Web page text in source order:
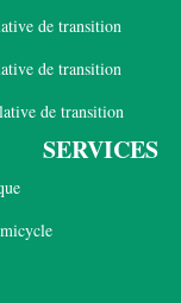
de transition
de transition
de transition
SERVICES